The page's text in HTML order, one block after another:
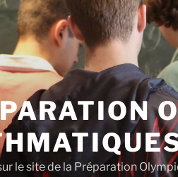
le site de la Préparation